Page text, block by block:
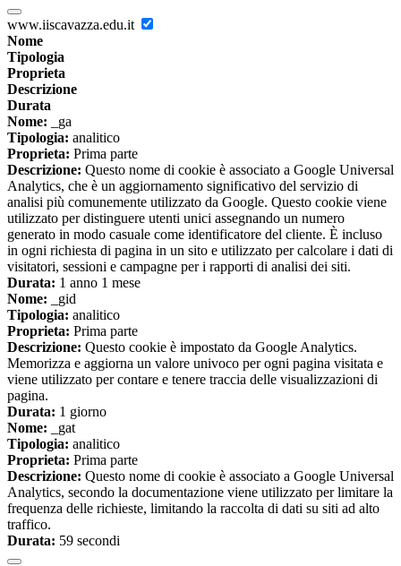
www.iiscavazza.edu.it
Nome
Tipologia
Proprieta
Descrizione
Durata
Nome: _ga
Tipologia: analitico
Proprieta: Prima parte
Descrizione: Questo nome di cookie è associato a Google Universal
Analytics, che è un aggiornamento significativo del servizio di
analisi più comunemente utilizzato da Google. Questo cookie viene
utilizzato per distinguere utenti unici assegnando un numero
generato in modo casuale come identificatore del cliente. È incluso
in ogni richiesta di pagina in un sito e utilizzato per calcolare i dati di
visitatori, sessioni e campagne per i rapporti di analisi dei siti.
Durata: 1 anno 1 mese
Nome: _gid
Tipologia: analitico
Proprieta: Prima parte
Descrizione: Questo cookie è impostato da Google Analytics.
Memorizza e aggiorna un valore univoco per ogni pagina visitata e
viene utilizzato per contare e tenere traccia delle visualizzazioni di
pagina.
Durata: 1 giorno
Nome: _gat
Tipologia: analitico
Proprieta: Prima parte
Descrizione: Questo nome di cookie è associato a Google Universal
Analytics, secondo la documentazione viene utilizzato per limitare la
frequenza delle richieste, limitando la raccolta di dati su siti ad alto
traffico.
Durata: 59 secondi